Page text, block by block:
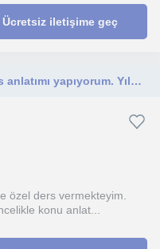
Ücretsiz iletişime geç
Ortaokulun tüm kademelerine ders anlatımı yapıyorum. Yıldız Teknik Üniversitesi öğrencisiyim.
özel ders vermekteyim.
konu anlat...